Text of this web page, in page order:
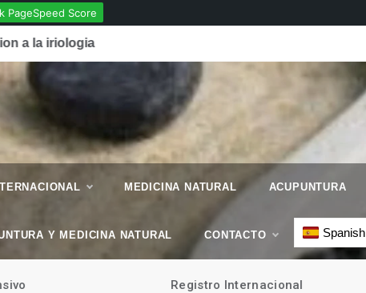
PageSpeed Score
en la Revista National Geographic.
a la iriologia
MEDICINA NATURAL ACUPUNTURA
Y MEDICINA NATURAL CONTACTO Spanish
Registro Internacional